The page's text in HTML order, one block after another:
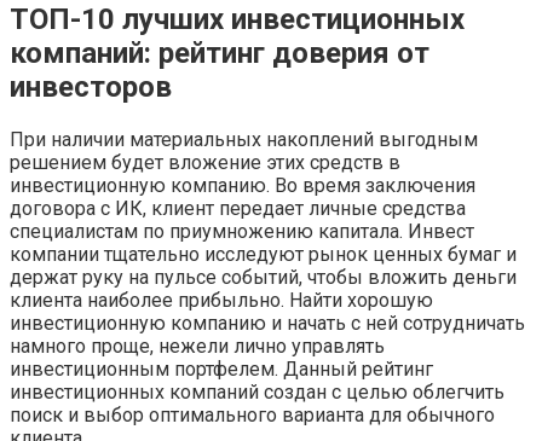
ТОП-10 лучших инвестиционных
компаний: рейтинг доверия от
инвесторов
При наличии материальных накоплений выгодным
решением будет вложение этих средств в
инвестиционную компанию. Во время заключения
договора с ИК, клиент передает личные средства
специалистам по приумножению капитала. Инвест
компании тщательно исследуют рынок ценных бумаг и
держат руку на пульсе событий, чтобы вложить деньги
клиента наиболее прибыльно. Найти хорошую
инвестиционную компанию и начать с ней сотрудничать
намного проще, нежели лично управлять
инвестиционным портфелем. Данный рейтинг
инвестиционных компаний создан с целью облегчить
поиск и выбор оптимального варианта для обычного